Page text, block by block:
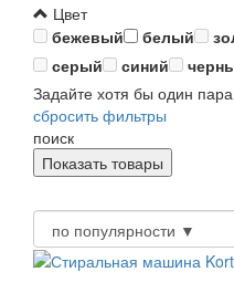
Цвет
бежевый
белый
серый
синий
Задайте хотя бы один
сбросить фильтры
поиск